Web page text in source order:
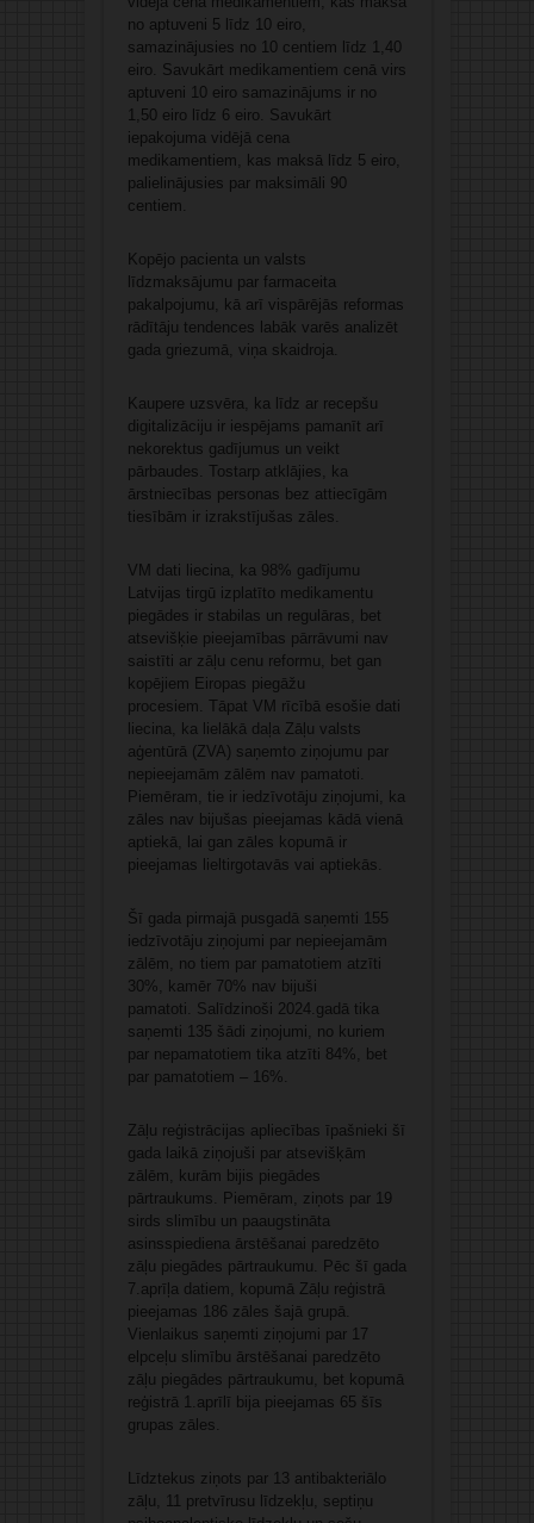
no aptuveni 5 līdz 10 eiro,
samazinājusies no 10 centiem līdz 1,40
eiro. Savukārt medikamentiem cenā virs
aptuveni 10 eiro samazinājums ir no
1,50 eiro līdz 6 eiro. Savukārt
iepakojuma vidējā cena
medikamentiem, kas maksā līdz 5 eiro,
palielinājusies par maksimāli 90
centiem.
Kopējo pacienta un valsts
līdzmaksājumu par farmaceita
pakalpojumu, kā arī vispārējās reformas
rādītāju tendences labāk varēs analizēt
gada griezumā, viņa skaidroja.
Kaupere uzsvēra, ka līdz ar recepšu
digitalizāciju ir iespējams pamanīt arī
nekorektus gadījumus un veikt
pārbaudes. Tostarp atklājies, ka
ārstniecības personas bez attiecīgām
tiesībām ir izrakstījušas zāles.
VM dati liecina, ka 98% gadījumu
Latvijas tirgū izplatīto medikamentu
piegādes ir stabilas un regulāras, bet
atsevišķie pieejamības pārrāvumi nav
saistīti ar zāļu cenu reformu, bet gan
kopējiem Eiropas piegāžu
procesiem. Tāpat VM rīcībā esošie dati
liecina, ka lielākā daļa Zāļu valsts
aģentūrā (ZVA) saņemto ziņojumu par
nepieejamām zālēm nav pamatoti.
Piemēram, tie ir iedzīvotāju ziņojumi, ka
zāles nav bijušas pieejamas kādā vienā
aptiekā, lai gan zāles kopumā ir
pieejamas lieltirgotavās vai aptiekās.
Šī gada pirmajā pusgadā saņemti 155
iedzīvotāju ziņojumi par nepieejamām
zālēm, no tiem par pamatotiem atzīti
30%, kamēr 70% nav bijuši
pamatoti. Salīdzinoši 2024.gadā tika
saņemti 135 šādi ziņojumi, no kuriem
par nepamatotiem tika atzīti 84%, bet
par pamatotiem – 16%.
Zāļu reģistrācijas apliecības īpašnieki šī
gada laikā ziņojuši par atsevišķām
zālēm, kurām bijis piegādes
pārtraukums. Piemēram, ziņots par 19
sirds slimību un paaugstināta
asinsspiediena ārstēšanai paredzēto
zāļu piegādes pārtraukumu. Pēc šī gada
7.aprīļa datiem, kopumā Zāļu reģistrā
pieejamas 186 zāles šajā grupā.
Vienlaikus saņemti ziņojumi par 17
elpceļu slimību ārstēšanai paredzēto
zāļu piegādes pārtraukumu, bet kopumā
reģistrā 1.aprīlī bija pieejamas 65 šīs
grupas zāles.
Līdztekus ziņots par 13 antibakteriālo
zāļu, 11 pretvīrusu līdzekļu, septiņu